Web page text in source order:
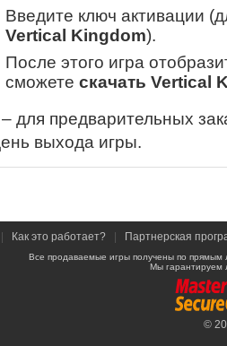
Введите ключ активации
Vertical Kingdom).
После этого игра
сможете скачать Vertical
для предварительных
выхода игры.
Как это работает? Партнерская
Все продаваемые игры получены по
Мы гарантируем
©